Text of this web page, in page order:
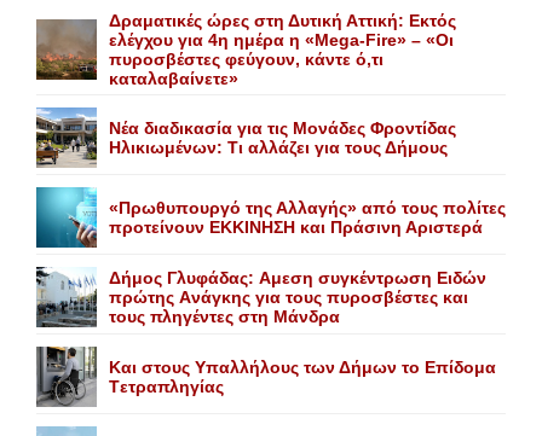
Δραματικές ώρες στη Δυτική Αττική: Εκτός
ελέγχου για 4η ημέρα η «Mega-Fire» – «Οι
πυροσβέστες φεύγουν, κάντε ό,τι
καταλαβαίνετε»
Nέα διαδικασία για τις Mονάδες Φροντίδας
Hλικιωμένων: Tι αλλάζει για τους Δήμους
«Πρωθυπουργό της Αλλαγής» από τους πολίτες
προτείνουν EKKINHΣΗ και Πράσινη Αριστερά
Δήμος Γλυφάδας: Aμεση συγκέντρωση Eιδών
πρώτης Aνάγκης για τους πυροσβέστες και
τους πληγέντες στη Mάνδρα
Kαι στους Yπαλλήλους των Δήμων το Eπίδομα
Tετραπληγίας